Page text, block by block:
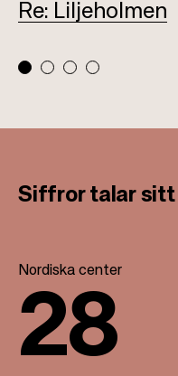
Re: Liljeholmen
Siffror talar sitt
Nordiska center
28